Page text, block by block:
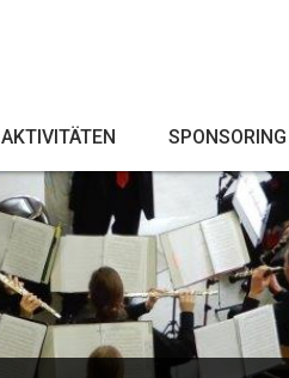
AKTIVITÄTEN SPONSORING